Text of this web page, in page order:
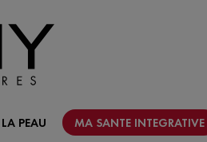
PEAU MA SANTE INTEGRATIVE